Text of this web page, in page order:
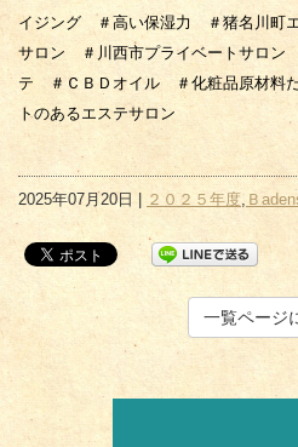
イジング ＃高い保湿力 ＃猪名川町
サロン ＃川西市プライベートサロ
テ ＃ＣＢＤオイル ＃化粧品原材料
トのあるエステサロン
2025年07月20日 | ２０２５年度, Ｂ
一覧ページ